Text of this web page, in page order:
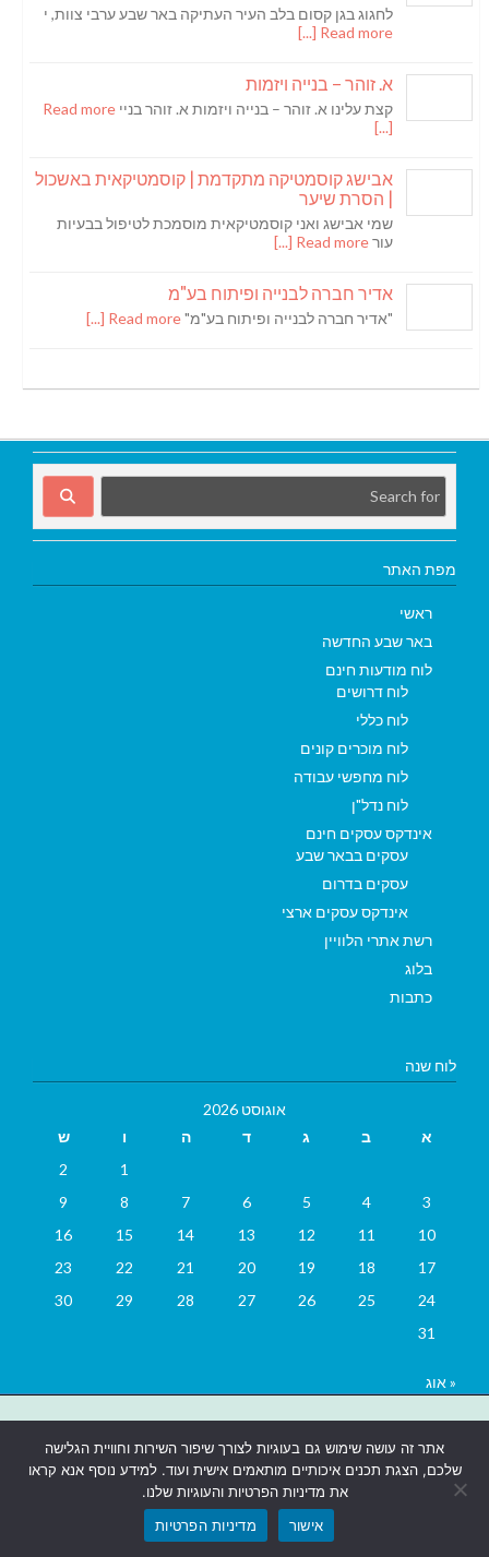
לחגוג בגן קסום בלב העיר העתיקה באר שבע ערבי צוות, י
Read more [...]
א. זוהר – בנייה ויזמות
קצת עלינו א. זוהר – בנייה ויזמות א. זוהר בניי Read more
[...]
אבישג קוסמטיקה מתקדמת | קוסמטיקאית באשכול
| הסרת שיער
שמי אבישג ואני קוסמטיקאית מוסמכת לטיפול בבעיות
עורRead more [...]
אדיר חברה לבנייה ופיתוח בע"מ
"אדיר חברה לבנייה ופיתוח בע"מ"Read more [...]
אתר זה עושה שימוש גם בעוגיות לצורך שיפור השירות וחוויית הגלישה
שלכם, הצגת תכנים איכותיים מותאמים אישית ועוד. למידע נוסף אנא קראו
את מדיניות הפרטיות והעוגיות שלנו.
אישור
מדיניות הפרטיות
מפת האתר
ראשי
באר שבע החדשה
לוח מודעות חינם
לוח דרושים
לוח כללי
לוח מוכרים קונים
לוח מחפשי עבודה
לוח נדל"ן
אינדקס עסקים חינם
עסקים בבאר שבע
עסקים בדרום
אינדקס עסקים ארצי
רשת אתרי הלוויין
בלוג
כתבות
לוח שנה
אוגוסט 2026
א
ב ג ד ה ו
ש
1
2
3
4
5
6
7
8
9
10
11
12
13
14
15
16
17
18
19
20
21
22
23
24
25
26
27
28
29
30
31
« אוג
אתרים בבאר שבע|